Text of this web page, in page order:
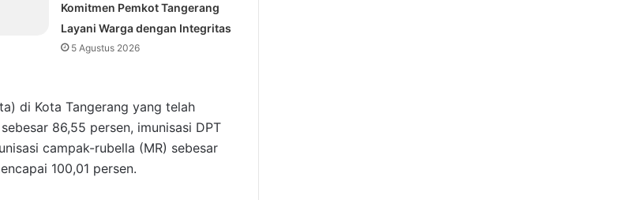
Komitmen Pemkot Tangerang
Layani Warga dengan Integritas
5 Agustus 2026
di Kota Tangerang yang telah
86,55 persen, imunisasi DPT
campak-rubella (MR) sebesar
100,01 persen.